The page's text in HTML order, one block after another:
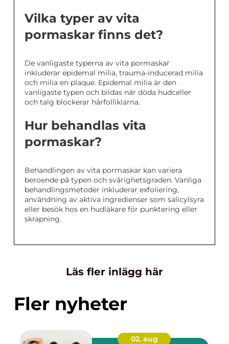
Vilka typer av vita
pormaskar finns det?
De vanligaste typerna av vita pormaskar
inkluderar epidemal milia, trauma-inducerad milia
och milia en plaque. Epidemal milia är den
vanligaste typen och bildas när döda hudceller
och talg blockerar hårfolliklarna.
Hur behandlas vita
pormaskar?
Behandlingen av vita pormaskar kan variera
beroende på typen och svårighetsgraden. Vanliga
behandlingsmetoder inkluderar exfoliering,
användning av aktiva ingredienser som salicylsyra
eller besök hos en hudläkare för punktering eller
skrapning.
Läs fler inlägg här
Fler nyheter
02. aug